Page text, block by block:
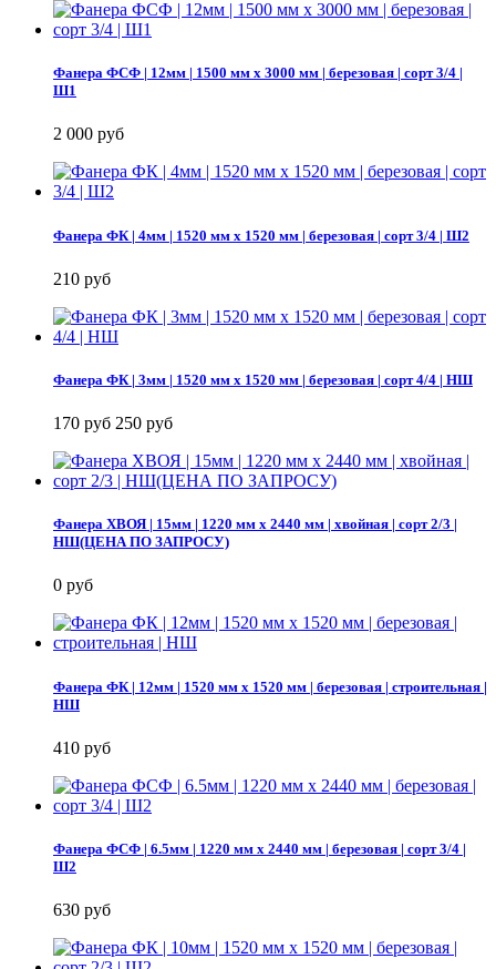
Фанера ФСФ | 12мм | 1500 мм х 3000 мм | березовая | сорт 3/4 |
Ш1
2 000 руб
Фанера ФК | 4мм | 1520 мм х 1520 мм | березовая | сорт 3/4 | Ш2
210 руб
Фанера ФК | 3мм | 1520 мм х 1520 мм | березовая | сорт 4/4 | НШ
170 руб 250 руб
Фанера ХВОЯ | 15мм | 1220 мм х 2440 мм | хвойная | сорт 2/3 |
НШ(ЦЕНА ПО ЗАПРОСУ)
0 руб
Фанера ФК | 12мм | 1520 мм х 1520 мм | березовая | строительная |
НШ
410 руб
Фанера ФСФ | 6.5мм | 1220 мм х 2440 мм | березовая | сорт 3/4 |
Ш2
630 руб